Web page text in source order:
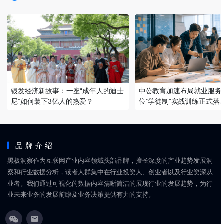
银发经济新故事：一座“成年人的迪士
尼”如何装下3亿人的热爱？
中公教育加速布局就业服
位"学徒制"实战训练正式落
品牌介绍
黑板洞察作为互联网产业内容领域头部品牌，擅长深度的产业趋势发展洞
察和行业数据分析，读者人群集中在行业投资人、创业者以及行业资深从
业者。我们通过可视化的数据内容清晰简洁的展现行业的发展趋势，为行
业未来业务的发展前瞻及业务决策提供有力的支持。